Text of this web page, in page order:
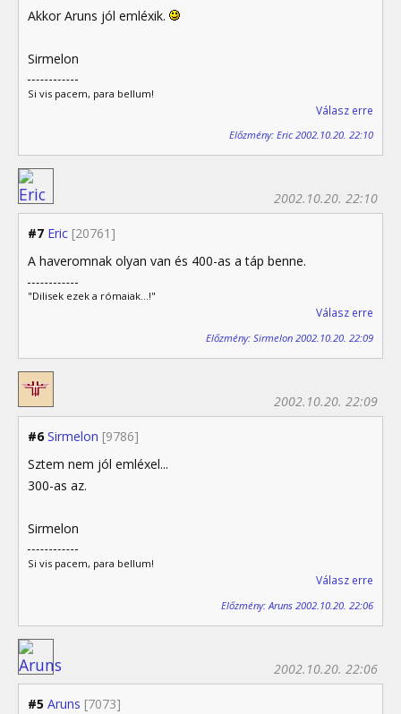
Akkor Aruns jól emléxik.
Sirmelon
Si vis pacem, para bellum!
Válasz erre
Előzmény: Eric 2002.10.20. 22:10
#7 Eric [20761]
2002.10.20. 22:10
A haveromnak olyan van és 400-as a táp benne.
"Dilisek ezek a rómaiak...!"
Válasz erre
Előzmény: Sirmelon 2002.10.20. 22:09
#6 Sirmelon [9786]
2002.10.20. 22:09
Sztem nem jól emléxel...
300-as az.
Sirmelon
Si vis pacem, para bellum!
Válasz erre
Előzmény: Aruns 2002.10.20. 22:06
#5 Aruns [7073]
2002.10.20. 22:06